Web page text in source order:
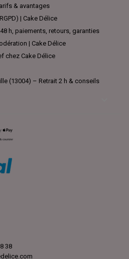
& avantages
| Cake Délice
h, paiements, retours, garanties
| Cake Délice
chez Cake Délice
(13004) – Retrait 2 h & conseils
38